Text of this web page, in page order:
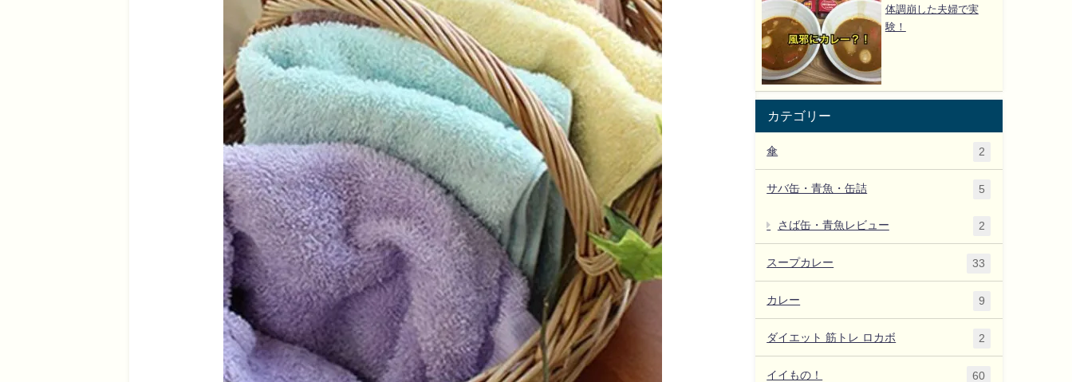
体調崩した夫婦で実
験！
カテゴリー
傘 2
サバ缶・青魚・缶詰 5
さば缶・青魚レビュー 2
スープカレー 33
カレー 9
ダイエット 筋トレ ロカボ 2
イイもの！ 60